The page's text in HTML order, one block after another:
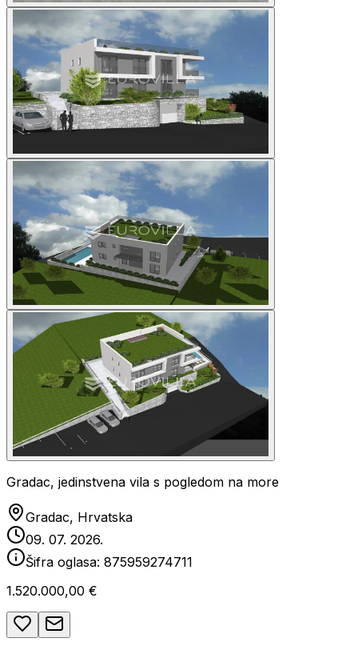
Gradac, jedinstvena vila s pogledom na more
Gradac, Hrvatska
09. 07. 2026.
Šifra oglasa: 875959274711
1.520.000,00 €